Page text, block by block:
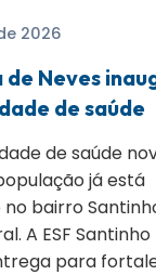
2026
Neves
de saúde
de saúde
já está
bairro
A ESF Santinho
para